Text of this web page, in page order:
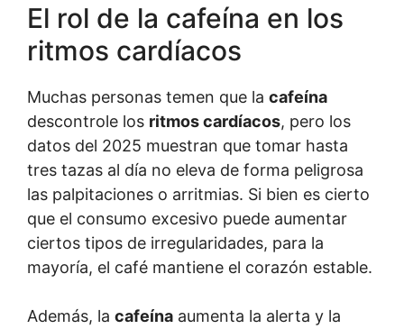
El rol de la cafeína en los
ritmos cardíacos
Muchas personas temen que la cafeína
descontrole los ritmos cardíacos, pero los
datos del 2025 muestran que tomar hasta
tres tazas al día no eleva de forma peligrosa
las palpitaciones o arritmias. Si bien es cierto
que el consumo excesivo puede aumentar
ciertos tipos de irregularidades, para la
mayoría, el café mantiene el corazón estable.
Además, la cafeína aumenta la alerta y la